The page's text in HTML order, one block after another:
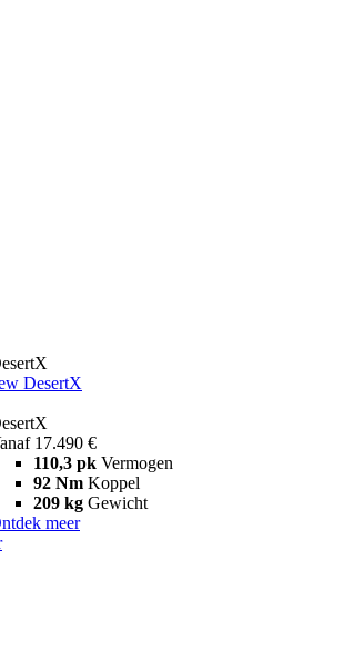
DesertX
17.490 €
110,3 pk Vermogen
92 Nm Koppel
209 kg Gewicht
meer